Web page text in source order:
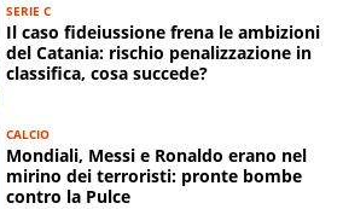
SERIE C
Il caso fideiussione frena le ambizioni
del Catania: rischio penalizzazione in
classifica, cosa succede?
CALCIO
Mondiali, Messi e Ronaldo erano nel
mirino dei terroristi: pronte bombe
contro la Pulce